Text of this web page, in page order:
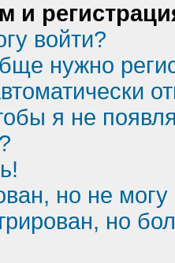
и
войти?
нужно
я не
но не могу
но